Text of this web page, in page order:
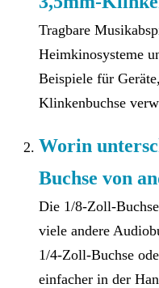
Tragbare
Heimkinosysteme
Beispiele für
Klinkenbuchse
Worin
Buchse von
Die 1/8-Zoll-
viele andere
1/4-Zoll-Buchse
einfacher in der